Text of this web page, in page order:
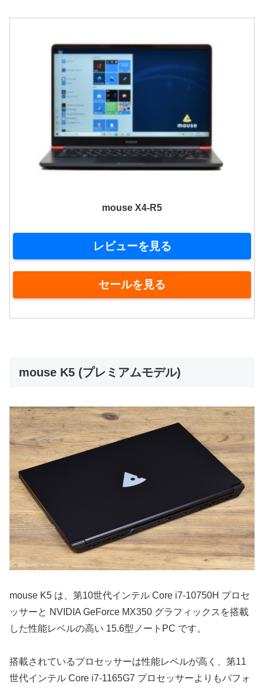
mouse X4-R5
レビューを見る
セールを見る
mouse K5 (プレミアムモデル)
mouse K5 は、第10世代インテル Core i7-10750H プロセ
ッサーと NVIDIA GeForce MX350 グラフィックスを搭載
した性能レベルの高い 15.6型ノートPC です。
搭載されているプロセッサーは性能レベルが高く、第11
世代インテル Core i7-1165G7 プロセッサーよりもパフォ